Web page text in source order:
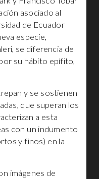
asociado al
de Ecuador
especie,
se diferencia de
su hábito epífito,
y se sostienen
que superan los
a esta
con un indumento
y finos) en la
imágenes de